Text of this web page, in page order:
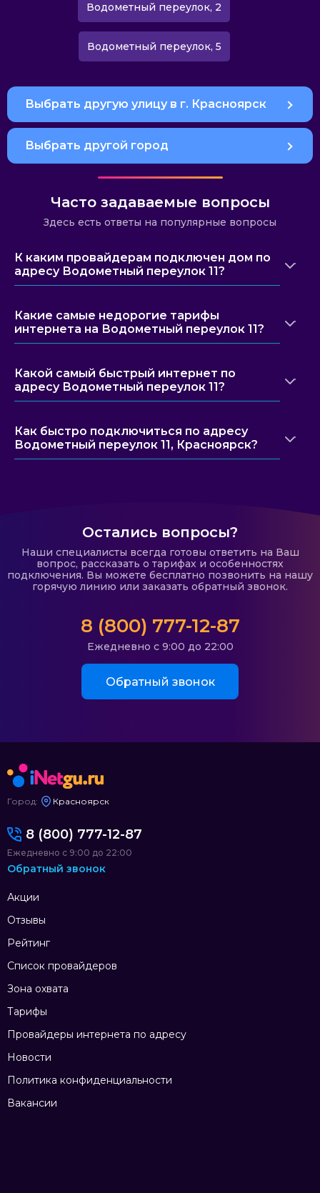
Водометный переулок, 2
Водометный переулок, 5
Выбрать другую улицу в г. Красноярск
Выбрать другой город
Часто задаваемые вопросы
Здесь есть ответы на популярные вопросы
К каким провайдерам подключен дом по
адресу Водометный переулок 11?
Какие самые недорогие тарифы
интернета на Водометный переулок 11?
Какой самый быстрый интернет по
адресу Водометный переулок 11?
Как быстро подключиться по адресу
Водометный переулок 11, Красноярск?
Остались вопросы?
Наши специалисты всегда готовы ответить на Ваш
вопрос, рассказать о тарифах и особенностях
подключения. Вы можете бесплатно позвонить на нашу
горячую линию или заказать обратный звонок.
8 (800) 777-12-87
Ежедневно с 9:00 до 22:00
Обратный звонок
Город: Красноярск
Акции
Отзывы
Рейтинг
Список провайдеров
Зона охвата
Тарифы
Провайдеры интернета по адресу
Новости
Политика конфиденциальности
Вакансии
8 (800) 777-12-87
Ежедневно с 9:00 до 22:00
Обратный звонок